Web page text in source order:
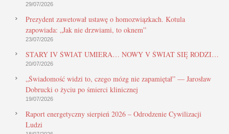
29/07/2026
Prezydent zawetował ustawę o homozwiązkach. Kotula
zapowiada: „Jak nie drzwiami, to oknem”
23/07/2026
STARY IV ŚWIAT UMIERA… NOWY V ŚWIAT SIĘ RODZI…
20/07/2026
„Świadomość widzi to, czego mózg nie zapamiętał” — Jarosław
Dobrucki o życiu po śmierci klinicznej
19/07/2026
Raport energetyczny sierpień 2026 – Odrodzenie Cywilizacji
Ludzi